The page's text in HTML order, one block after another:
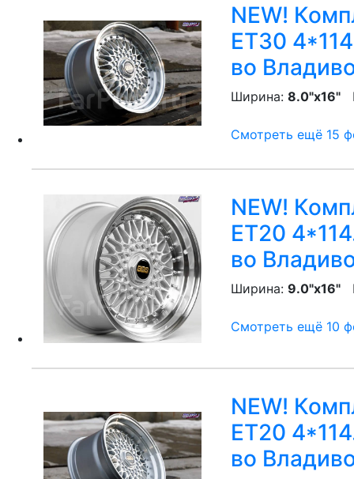
NEW!
ET30
во
Ширина: 8.0"x16"
Смотреть ещё 15
NEW!
ET20
во
Ширина: 9.0"x16"
Смотреть ещё 10
NEW!
ET20
во